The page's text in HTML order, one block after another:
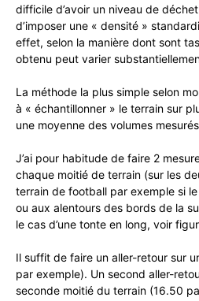
difficile d’avoir un niveau de
d’imposer une « densité »
effet, selon la manière dont sont
obtenu peut varier
La méthode la plus simple selon
à « échantillonner » le terrain sur
une moyenne des volumes
J’ai pour habitude de faire 2
chaque moitié de terrain (sur les
terrain de football par exemple si
ou aux alentours des bords de la
le cas d’une tonte en long, voir
Il suffit de faire un aller-retour sur
par exemple). Un second aller-
seconde moitié du terrain (16.50